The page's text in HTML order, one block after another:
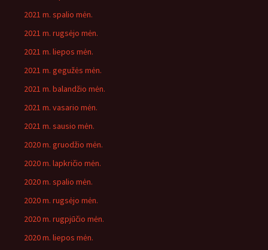
2021 m. spalio mėn.
2021 m. rugsėjo mėn.
2021 m. liepos mėn.
2021 m. gegužės mėn.
2021 m. balandžio mėn.
2021 m. vasario mėn.
2021 m. sausio mėn.
2020 m. gruodžio mėn.
2020 m. lapkričio mėn.
2020 m. spalio mėn.
2020 m. rugsėjo mėn.
2020 m. rugpjūčio mėn.
2020 m. liepos mėn.